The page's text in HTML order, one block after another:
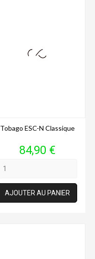
Tobago ESC-N Classique
Prix
84,90 €
AJOUTER AU PANIER